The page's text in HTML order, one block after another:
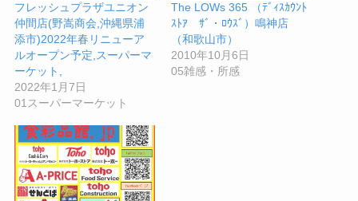
フレッシュプラザユニオン
仲間店(野嵩商会,沖縄県浦
添市)2022年春リニューア
ルオープン予定,スーパーマ
ーケット,
2022年1月7日
01スーパーマーケット
The LOWs 365 （ﾃﾞｨｽｶｳﾝﾄ
ｽﾄｱ ｻﾞ・ﾛｳｽﾞ）鳴神店
（和歌山市）
2010年10月6日
05雑感・所感